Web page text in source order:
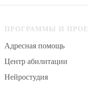
ПРОГРАММЫ И
Адресная помощь
Центр абилитации
Нейростудия